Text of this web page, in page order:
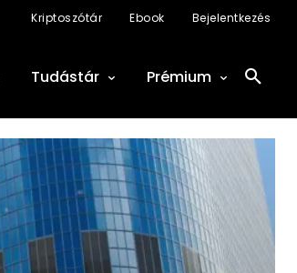
Kriptoszótár Ebook Bejelentkezés
Tudástár Prémium